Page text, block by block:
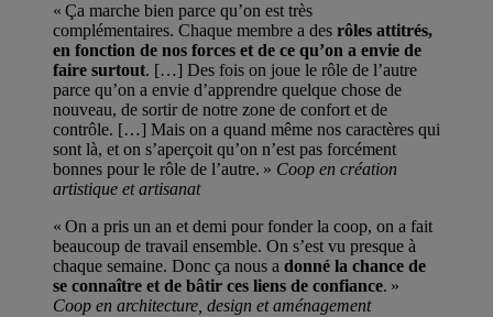
« Ça marche bien parce qu’on est très
complémentaires. Chaque membre a des rôles attitrés,
en fonction de nos forces et de ce qu’on a envie de
faire surtout. […] Des fois on joue le rôle de l’autre
parce qu’on a envie d’apprendre quelque chose de
nouveau, de sortir de notre zone de confort et de
contrôle. […] Mais on a quand même nos caractères qui
sont là, et on s’aperçoit qu’on n’est pas forcément
bonnes pour le rôle de l’autre. » Coop en création
artistique et artisanat
« On a pris un an et demi pour fonder la coop, on a fait
beaucoup de travail ensemble. On s’est vu presque à
chaque semaine. Donc ça nous a donné la chance de
se connaître et de bâtir ces liens de confiance. »
Coop en architecture, design et aménagement